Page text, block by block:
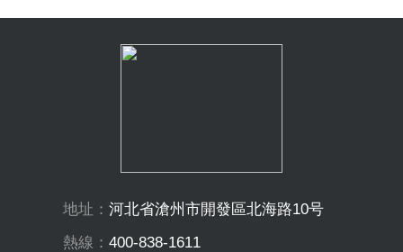
地址：河北省滄州市開發區北海路10号
熱線：400-838-1611